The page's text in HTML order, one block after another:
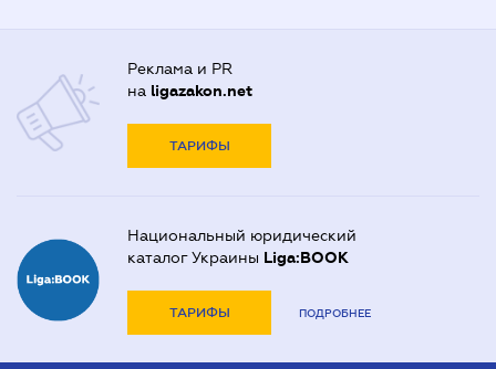
Реклама и PR
на ligazakon.net
ТАРИФЫ
Национальный юридический
каталог Украины Liga:BOOK
ТАРИФЫ ПОДРОБНЕЕ